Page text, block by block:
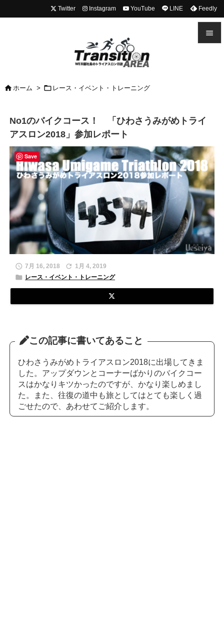

検索
Twitter Instagram YouTube LINE Feedly
 ホーム >  レース・イベント・トレーニング
No1のバイクコース！ 「ひわさうみがめトライ
アスロン2018」参加レポート
 7月 16, 2018  1月 4, 2019
 レース・イベント・トレーニング
この記事に書いてあること
ひわさうみがめトライアスロン2018に出場してきま
した。アップダウンとコーナーばかりのバイクコー
スはかなりキツかったのですが、かなり楽しめまし
た。また、往復の道中も旅としてはとても楽しく過
ごせたので、あわせてご紹介します。
Save